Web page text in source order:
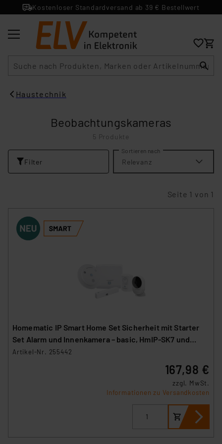
Kostenloser Standardversand ab 39 € Bestellwert
Haustechnik
Beobachtungskameras
5 Produkte
Filter
Sortieren nach
Relevanz
Seite 1 von 1
Homematic IP Smart Home Set Sicherheit mit Starter
Set Alarm und Innenkamera – basic, HmIP-SK7 und
HmIP-CI-B
Artikel-Nr. 255442
167,98 €
zzgl. MwSt.
Informationen zu Versandkosten